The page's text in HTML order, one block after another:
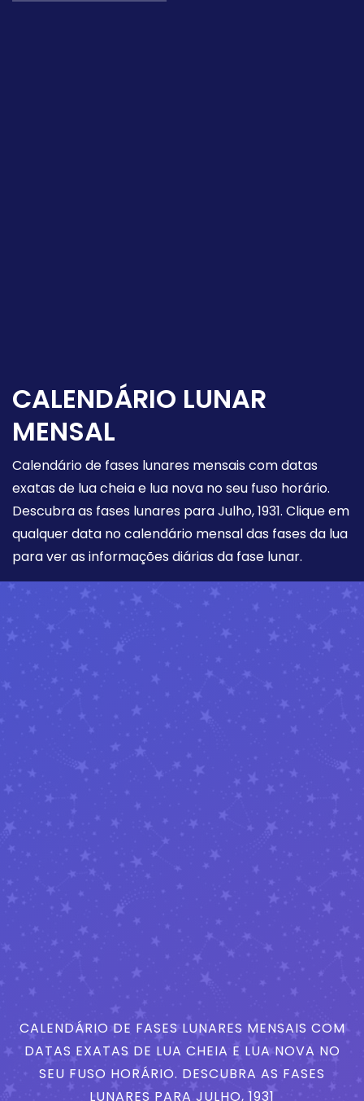
CALENDÁRIO LUNAR
MENSAL
Calendário de fases lunares mensais com datas
exatas de lua cheia e lua nova no seu fuso horário.
Descubra as fases lunares para Julho, 1931. Clique em
qualquer data no calendário mensal das fases da lua
para ver as informações diárias da fase lunar.
CALENDÁRIO DE FASES LUNARES MENSAIS COM
DATAS EXATAS DE LUA CHEIA E LUA NOVA NO
SEU FUSO HORÁRIO. DESCUBRA AS FASES
LUNARES PARA JULHO, 1931